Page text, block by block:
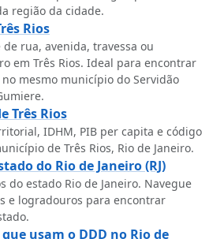
região da cidade.
Rios
rua, avenida, travessa ou
em Três Rios. Ideal para encontrar
no mesmo município do Servidão
Três Rios
IDHM, PIB per capita e código
de Três Rios, Rio de Janeiro.
do Rio de Janeiro (RJ)
do estado Rio de Janeiro. Navegue
e logradouros para encontrar
usam o DDD no Rio de